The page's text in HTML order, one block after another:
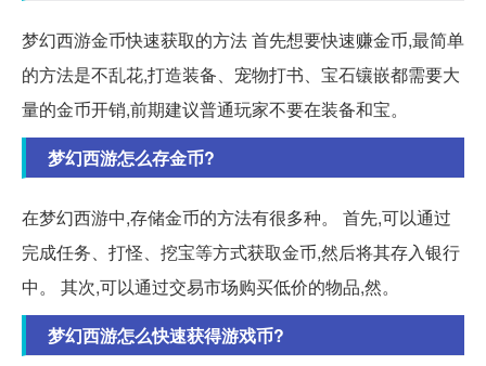
梦幻西游金币快速获取的方法 首先想要快速赚金币,最简单
的方法是不乱花,打造装备、宠物打书、宝石镶嵌都需要大
量的金币开销,前期建议普通玩家不要在装备和宝。
梦幻西游怎么存金币?
在梦幻西游中,存储金币的方法有很多种。 首先,可以通过
完成任务、打怪、挖宝等方式获取金币,然后将其存入银行
中。 其次,可以通过交易市场购买低价的物品,然。
梦幻西游怎么快速获得游戏币?